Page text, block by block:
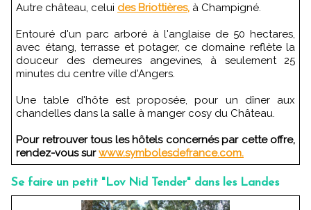
Autre château, celui des Briottières, à Champigné.
Entouré d'un parc arboré à l'anglaise de 50 hectares,
avec étang, terrasse et potager, ce domaine reflète la
douceur des demeures angevines, à seulement 25
minutes du centre ville d'Angers.
Une table d'hôte est proposée, pour un dîner aux
chandelles dans la salle à manger cosy du Château.
Pour retrouver tous les hôtels concernés par cette offre,
rendez-vous sur www.symbolesdefrance.com.
Se faire un petit "Lov Nid Tender" dans les Landes